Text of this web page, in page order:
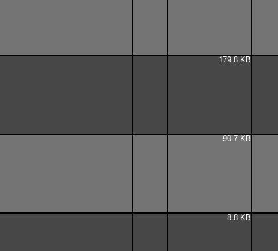
179.8 KB
90.7 KB
8.8 KB